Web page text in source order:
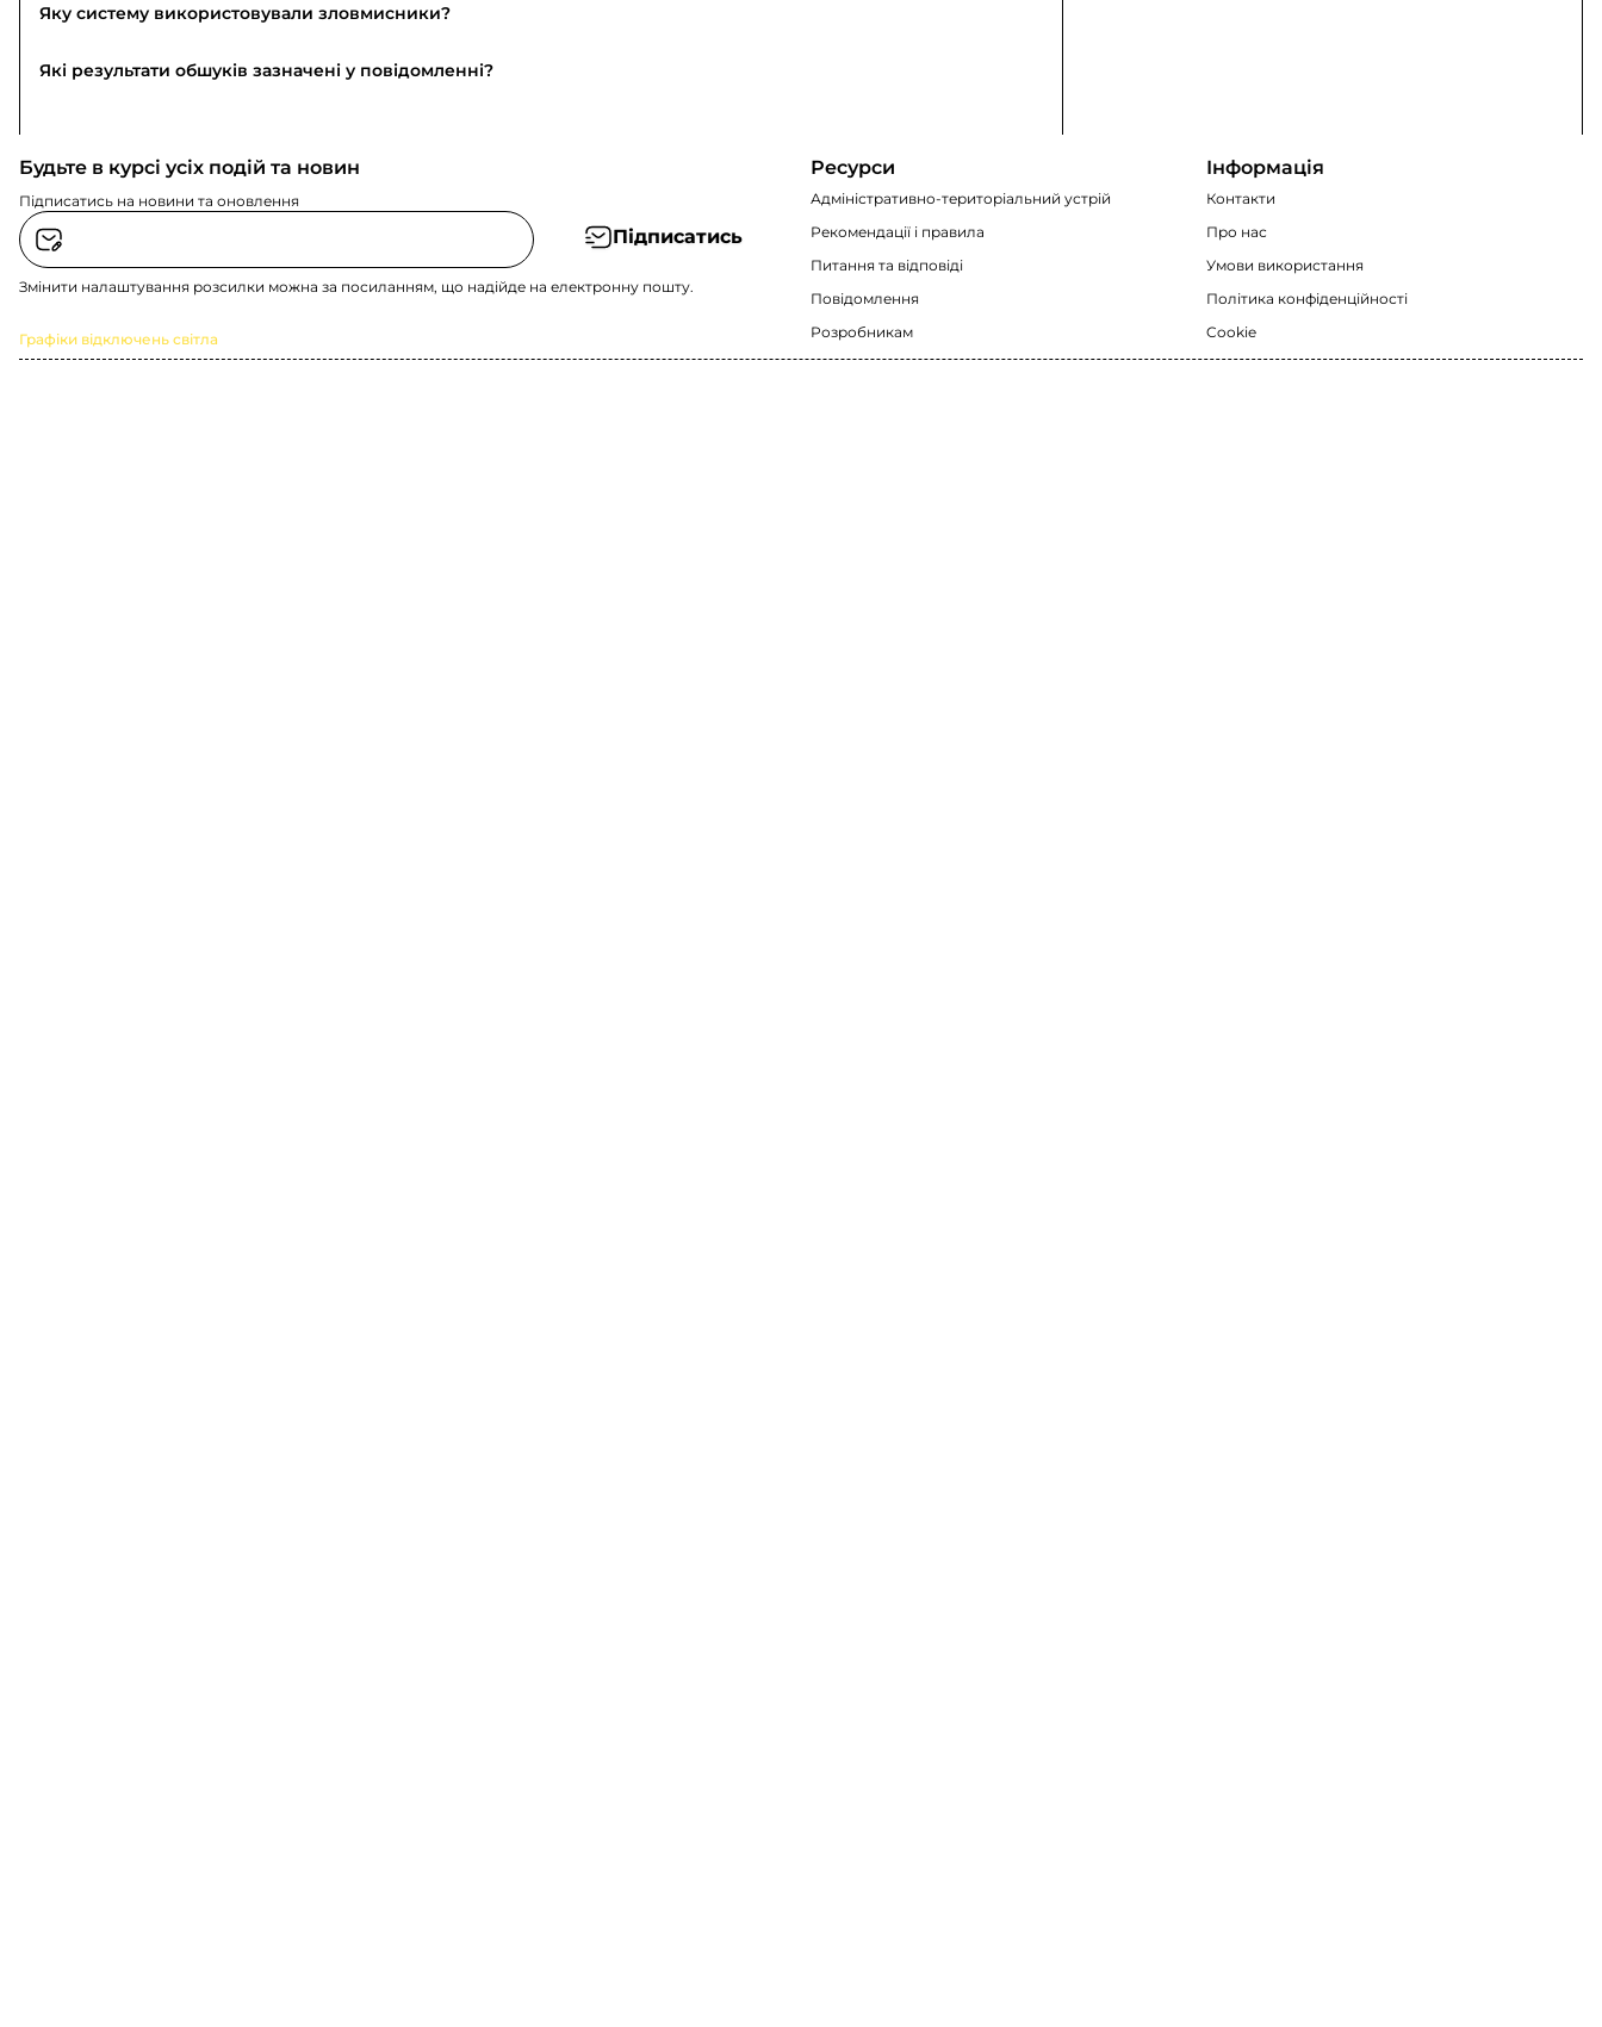
Яку систему використовували зловмисники?
Які результати обшуків зазначені у повідомленні?
Будьте в курсі усіх подій та новин
Підписатись на новини та оновлення
Підписатись
Змінити налаштування розсилки можна за посиланням, що надійде на електронну пошту.
Графіки відключень світла
Ресурси
Адміністративно-територіальний устрій
Рекомендації i правила
Питання та відповіді
Повідомлення
Розробникам
Інформація
Контакти
Про нас
Умови використання
Політика конфіденційності
Cookie